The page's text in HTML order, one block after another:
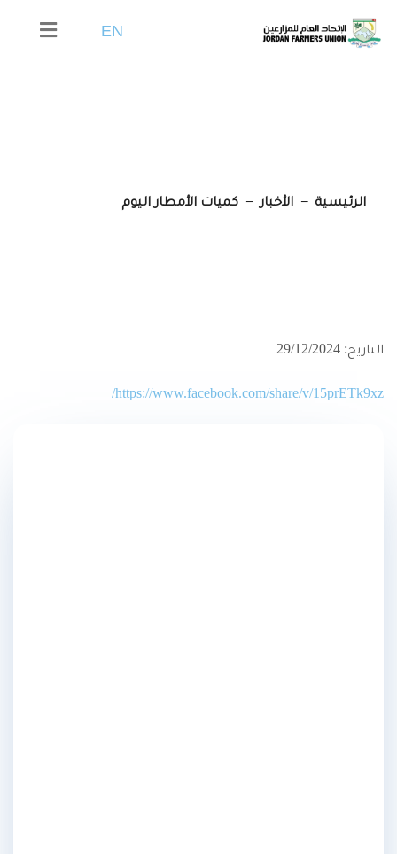
EN
الرئيسية الأخبار كميات الأمطار اليوم
التاريخ: 29/12/2024
https://www.facebook.com/share/v/15prETk9xz/